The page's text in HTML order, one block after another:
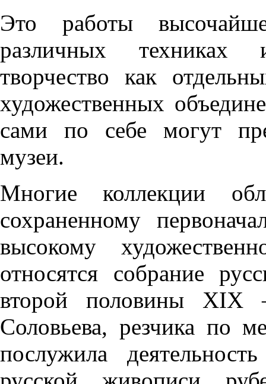
Это работы
различных техниках
творчество как
художественных
сами по себе могут
музеи.
Многие коллекции
сохраненному
высокому
относятся собрание
второй половины
Соловьева, резчика по
послужила